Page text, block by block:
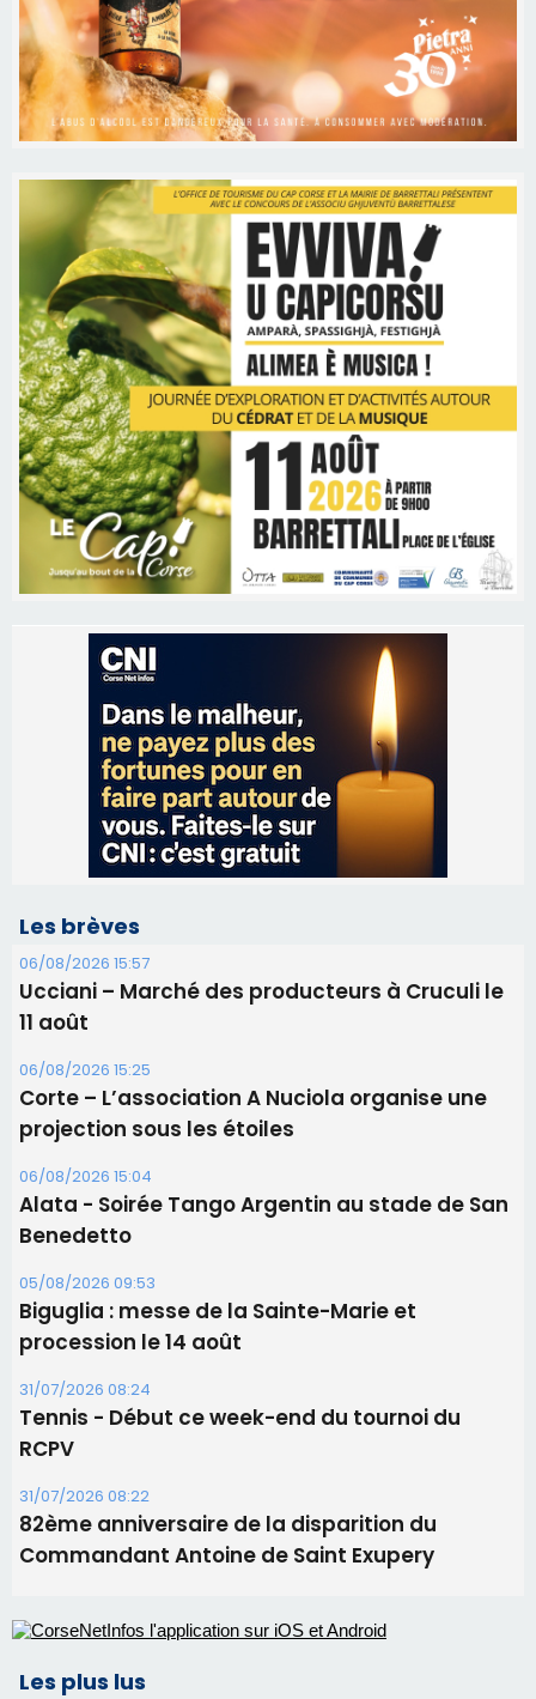
Les brèves
06/08/2026 15:57
Ucciani – Marché des producteurs à Cruculi le
11 août
06/08/2026 15:25
Corte – L’association A Nuciola organise une
projection sous les étoiles
06/08/2026 15:04
Alata - Soirée Tango Argentin au stade de San
Benedetto
05/08/2026 09:53
Biguglia : messe de la Sainte-Marie et
procession le 14 août
31/07/2026 08:24
Tennis - Début ce week-end du tournoi du
RCPV
31/07/2026 08:22
82ème anniversaire de la disparition du
Commandant Antoine de Saint Exupery
Les plus lus